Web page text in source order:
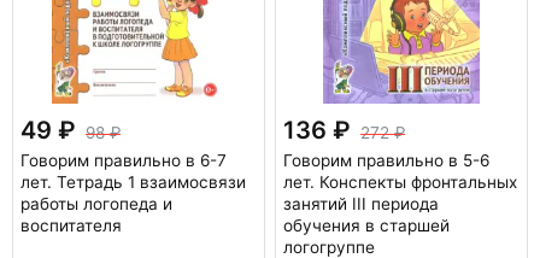
49
98
Говорим правильно в 6-7
лет. Тетрадь 1 взаимосвязи
работы логопеда и
воспитателя
136
272
Говорим правильно в 5-6
лет. Конспекты фронтальных
занятий III периода
обучения в старшей
логогруппе